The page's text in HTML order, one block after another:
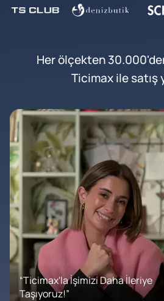
Her ölçekten
Ticimax ile satış
“Ticimax'la İşimizi Daha İleriye
Taşıyoruz!”